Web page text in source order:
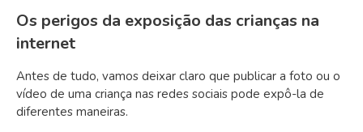
Os perigos da exposição das crianças na
internet
Antes de tudo, vamos deixar claro que publicar a foto ou o
vídeo de uma criança nas redes sociais pode expô-la de
diferentes maneiras.